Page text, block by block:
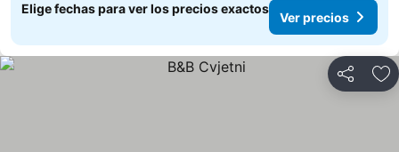
Elige fechas para ver los precios exactos
Ver precios
Compartir